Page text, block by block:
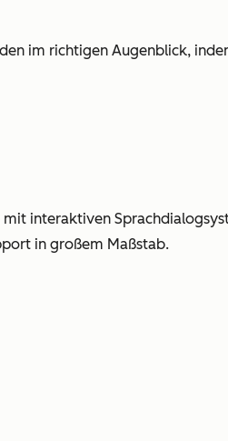
im richtigen Augenblick,
interaktiven
in großem Maßstab.